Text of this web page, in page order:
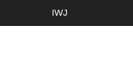
IWJ